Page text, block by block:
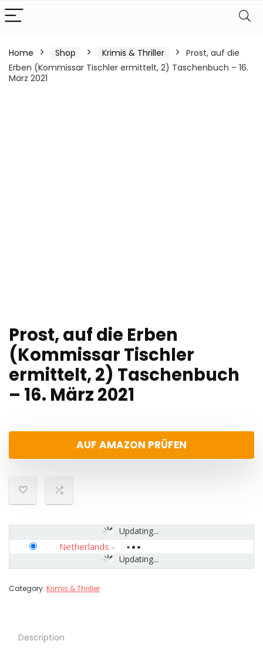
Home Shop Krimis & Thriller
Prost, auf die
Erben (Kommissar Tischler ermittelt, 2) Taschenbuch – 16.
März 2021
Prost, auf die Erben
(Kommissar Tischler
ermittelt, 2) Taschenbuch
– 16. März 2021
AUF AMAZON PRÜFEN
Updating...
Updating...
Netherlands -
Category: Krimis & Thriller
Description